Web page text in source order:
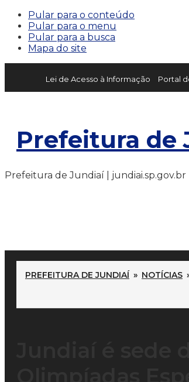
Pular para o conteúdo
Pular para o menu
Pular para a busca
Mapa do site
Lei de Acesso à Informação Portal
Prefeitura de
Prefeitura de Jundiaí | jundiai.sp.gov.br
PREFEITURA DE JUNDIAÍ » NOTÍCIAS